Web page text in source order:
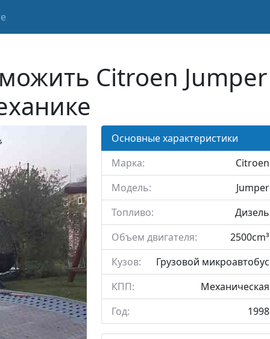
Citroen Jumper
Основные характеристики
Марка:
Citroen
Модель:
Jumper
Топливо:
Дизель
Объем двигателя:
2500cm³
Кузов:
Грузовой микроавтобус
КПП:
Механическая
Год:
1998